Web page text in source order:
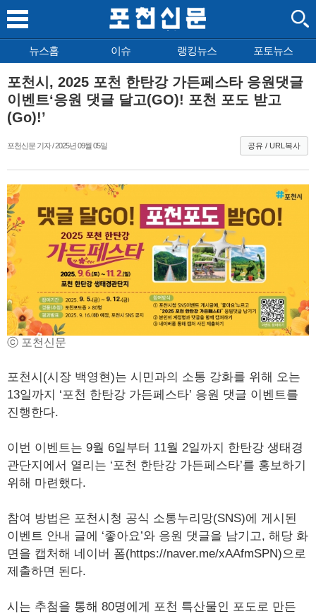
뉴스홈 이슈 랭킹뉴스 포토뉴스
포천시, 2025 포천 한탄강 가든페스타 응원댓글
이벤트‘응원 댓글 달고(GO)! 포천 포도 받고
(Go)!’
포천신문 기자 / 2025년 09월 05일 공유 / URL복사
ⓒ 포천신문
포천시(시장 백영현)는 시민과의 소통 강화를 위해 오는
13일까지 ‘포천 한탄강 가든페스타’ 응원 댓글 이벤트를
진행한다.
이번 이벤트는 9월 6일부터 11월 2일까지 한탄강 생태경
관단지에서 열리는 ‘포천 한탄강 가든페스타’를 홍보하기
위해 마련했다.
참여 방법은 포천시청 공식 소통누리망(SNS)에 게시된
이벤트 안내 글에 ‘좋아요’와 응원 댓글을 남기고, 해당 화
면을 캡처해 네이버 폼(https://naver.me/xAAfmSPN)으로
제출하면 된다.
시는 추첨을 통해 80명에게 포천 특산물인 포도로 만든